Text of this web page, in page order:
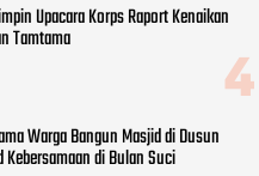
Upacara Korps Raport Kenaikan
Tamtama
Warga Bangun Masjid di Dusun
di Bulan Suci